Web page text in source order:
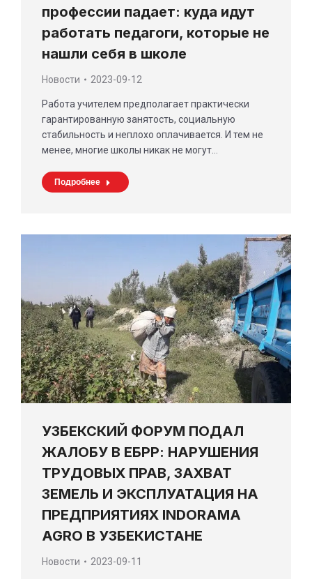
профессии падает: куда идут
работать педагоги, которые не
нашли себя в школе
Новости 2023-09-12
Работа учителем предполагает практически
гарантированную занятость, социальную
стабильность и неплохо оплачивается. И тем не
менее, многие школы никак не могут…
Подробнее
УЗБЕКСКИЙ ФОРУМ ПОДАЛ
ЖАЛОБУ В ЕБРР: НАРУШЕНИЯ
ТРУДОВЫХ ПРАВ, ЗАХВАТ
ЗЕМЕЛЬ И ЭКСПЛУАТАЦИЯ НА
ПРЕДПРИЯТИЯХ INDORAMA
AGRO В УЗБЕКИСТАНЕ
Новости 2023-09-11